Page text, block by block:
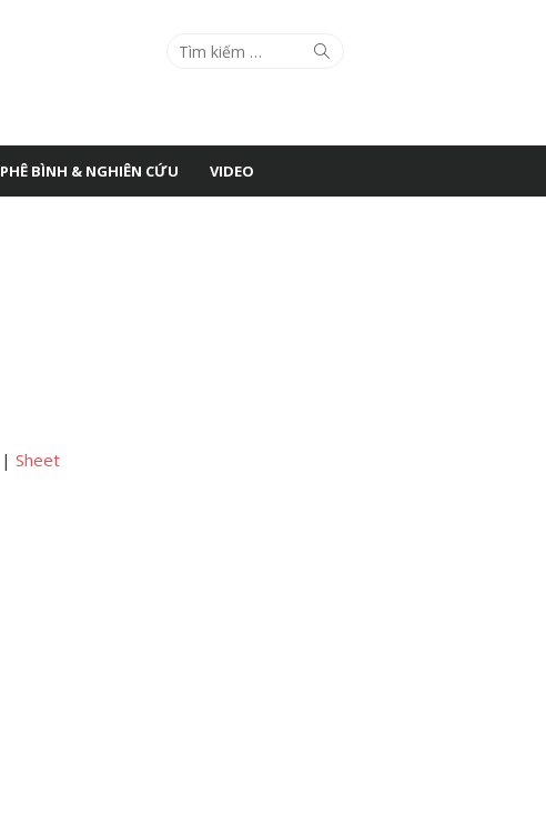
Search
Search
PHÊ BÌNH & NGHIÊN CỨU VIDEO
| Sheet